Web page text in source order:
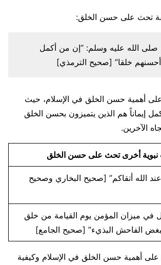
تحث على حسن الخلق:
صلى الله عليه وسلم: “إن من أكمل
أحسنهم خلقا” [صحيح الترمذي]
أهمية حسن الخلق في الإسلام، حيث
إيماناً هم الذين يتميزون بحسن الخلق
الآخرين.
نبوية أخرى تحث على حسن الخلق
الله أتقاكم” [صحيح البخاري وصحيح
في ميزان المؤمن يوم القيامة من خلق
الفاحش البذيء” [صحيح الجامع]
على أهمية حسن الخلق في الإسلام وكيفية